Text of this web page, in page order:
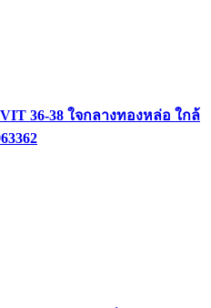
36-38 ใจกลางทองหล่อ ใกล้